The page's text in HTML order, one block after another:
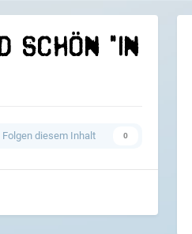
schön "in
Folgen diesem Inhalt 0